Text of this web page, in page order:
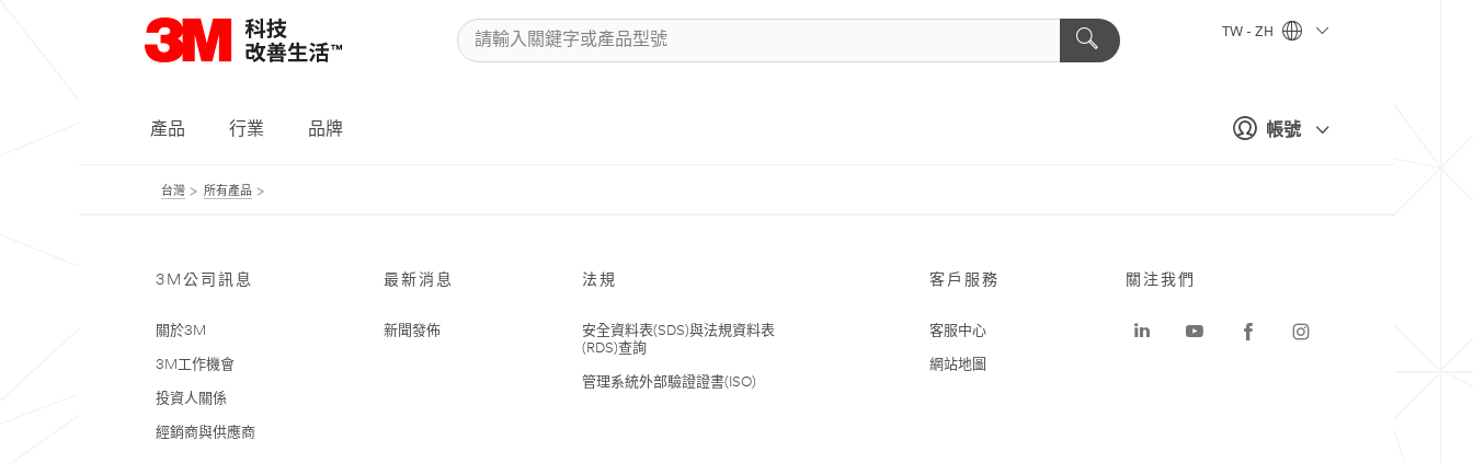
帳號
TW - ZH
產品 行業 品牌
台灣 所有產品
3M公司訊息
關於3M
3M工作機會
投資人關係
經銷商與供應商
最新消息
新聞發佈
法規
安全資料表(SDS)與法規資料表
(RDS)查詢
管理系統外部驗證證書(ISO)
客戶服務
客服中心
網站地圖
關注我們